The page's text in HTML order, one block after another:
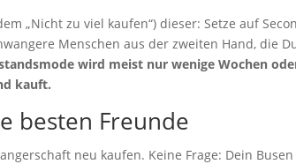
„Nicht zu viel kaufen“) dieser: Setze auf
Menschen aus der zweiten Hand, die
wird meist nur wenige Wochen
kauft.
besten Freunde
neu kaufen. Keine Frage: Dein